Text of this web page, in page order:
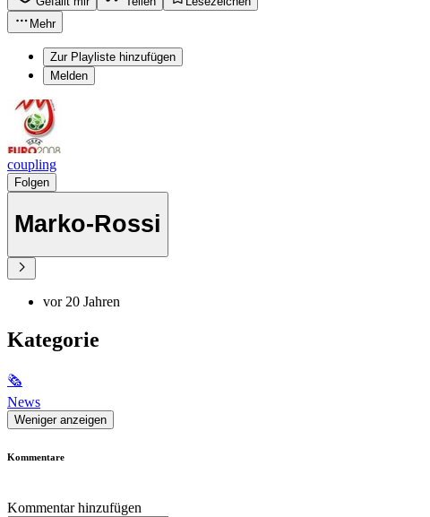
Mehr
Zur Playliste hinzufügen
Melden
coupling
Folgen
Marko-Rossi
vor 20 Jahren
Kategorie
🗞
News
Weniger anzeigen
Kommentare
Kommentar hinzufügen